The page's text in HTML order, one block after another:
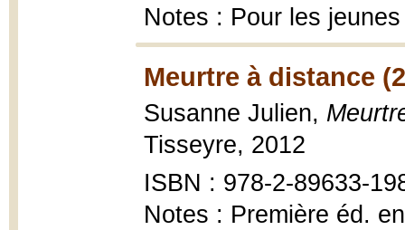
Notes : Pour les jeunes
Meurtre à distance
Susanne Julien,
Tisseyre, 2012
ISBN : 978-2-89633-
Notes : Première éd.